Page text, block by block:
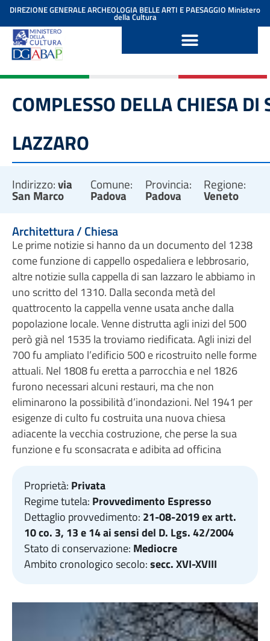
contenuto
DIREZIONE GENERALE ARCHEOLOGIA BELLE ARTI E PAESAGGIO Ministero
della Cultura
COMPLESSO DELLA CHIESA DI
LAZZARO
Indirizzo:via
San Marco
Comune:
Padova
Provincia:
Padova
Regione:
Veneto
Architettura / Chiesa
Le prime notizie si hanno da un documento del 1238
come funzione di cappello ospedaliera e lebbrosario,
altre notizie sulla cappella di san lazzaro le abbiamo in
uno scritto del 1310. Dalla seconda metà del
quattrocento la cappella venne usata anche dalla
popolazione locale. Venne distrutta agli inizi del 500
però già nel 1535 la troviamo riedificata. Agli inizi del
700 fu ampliato l’edificio 500 e ricostruito nelle forme
attuali. Nel 1808 fu eretta a parrocchia e nel 1826
furono necessari alcuni restauri, ma che non
eliminarono la possibilità d’inondazioni. Nel 1941 per
esigenze di culto fu costruita una nuova chiesa
adiacente la vecchia costruzione, che perse la sua
funzione e fu sconsacrata e adibita ad officina
Proprietà: Privata
Regime tutela: Provvedimento Espresso
Dettaglio provvedimento: 21-08-2019 ex artt.
10 co. 3, 13 e 14 ai sensi del D. Lgs. 42/2004
Stato di conservazione: Mediocre
Ambito cronologico secolo:secc. XVI-XVIII